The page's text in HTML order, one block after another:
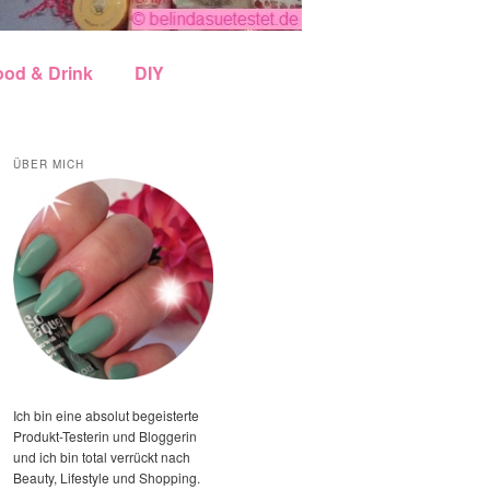
& Drink DIY
ÜBER MICH
Ich bin eine absolut begeisterte
Produkt-Testerin und Bloggerin
und ich bin total verrückt nach
Beauty, Lifestyle und Shopping.